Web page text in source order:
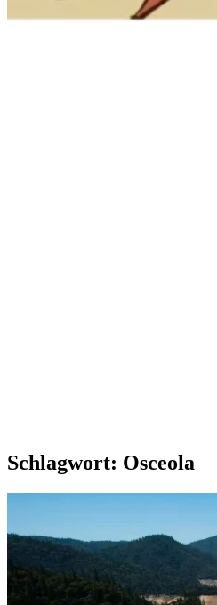
Schlagwort: Osceola